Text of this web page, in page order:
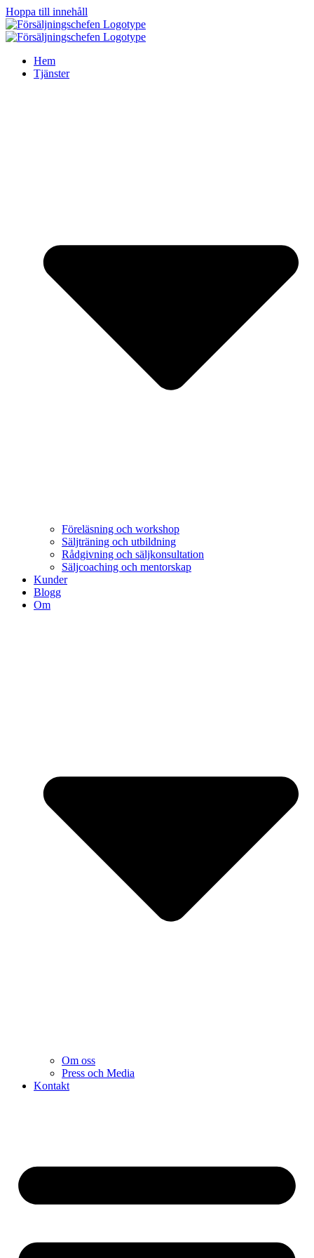
Hoppa till innehåll
Hem
Tjänster
Föreläsning och workshop
Säljträning och utbildning
Rådgivning och säljkonsultation
Säljcoaching och mentorskap
Kunder
Blogg
Om
Om oss
Press och Media
Kontakt